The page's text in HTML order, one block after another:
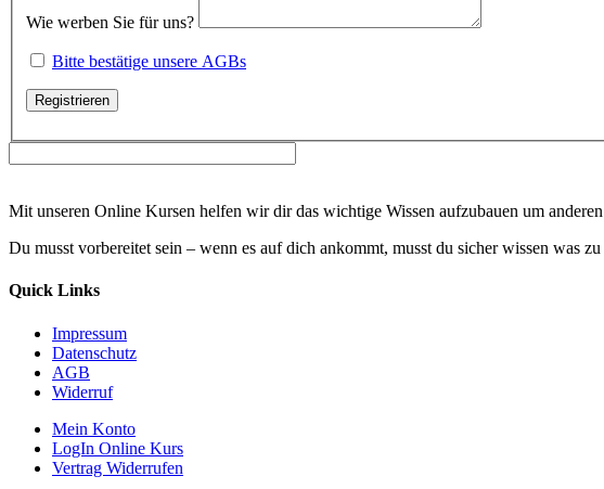
Wie werben Sie für uns?
Bitte bestätige unsere AGBs
Mit unseren Online Kursen helfen wir dir das wichtige Wissen aufzubauen um
Du musst vorbereitet sein – wenn es auf dich ankommt, musst du sicher wissen was
Quick Links
Impressum
Datenschutz
AGB
Widerruf
Mein Konto
LogIn Online Kurs
Vertrag Widerrufen